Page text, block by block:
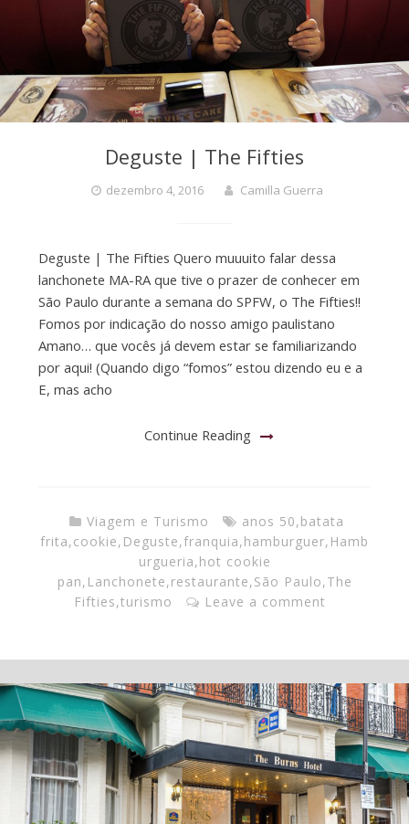
Deguste | The Fifties
dezembro 4, 2016 Camilla Guerra
Deguste | The Fifties Quero muuuito falar dessa
lanchonete MA-RA que tive o prazer de conhecer em
São Paulo durante a semana do SPFW, o The Fifties!!
Fomos por indicação do nosso amigo paulistano
Amano… que vocês já devem estar se familiarizando
por aqui! (Quando digo “fomos” estou dizendo eu e a
E, mas acho
Continue Reading
Viagem e Turismo anos 50,batata
frita,cookie, Deguste,franquia,hamburguer, Hamb
urgueria,hot cookie
pan, Lanchonete,restaurante,São Paulo,The
Fifties,turismo Leave a comment